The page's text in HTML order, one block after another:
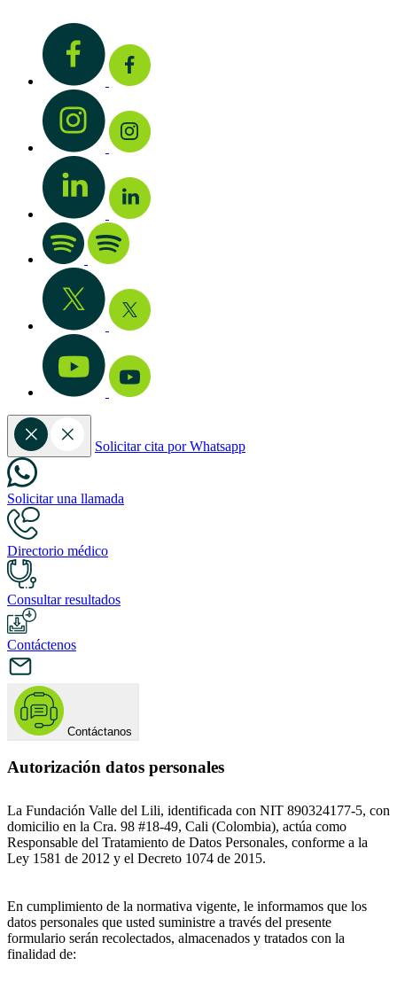
Solicitar cita por Whatsapp
Solicitar una llamada
Directorio médico
Consultar resultados
Contáctenos
Contáctanos
Autorización datos personales
La Fundación Valle del Lili, identificada con NIT 890324177-5, con
domicilio en la Cra. 98 #18-49, Cali (Colombia), actúa como
Responsable del Tratamiento de Datos Personales, conforme a la
Ley 1581 de 2012 y el Decreto 1074 de 2015.
En cumplimiento de la normativa vigente, le informamos que los
datos personales que usted suministre a través del presente
formulario serán recolectados, almacenados y tratados con la
finalidad de: